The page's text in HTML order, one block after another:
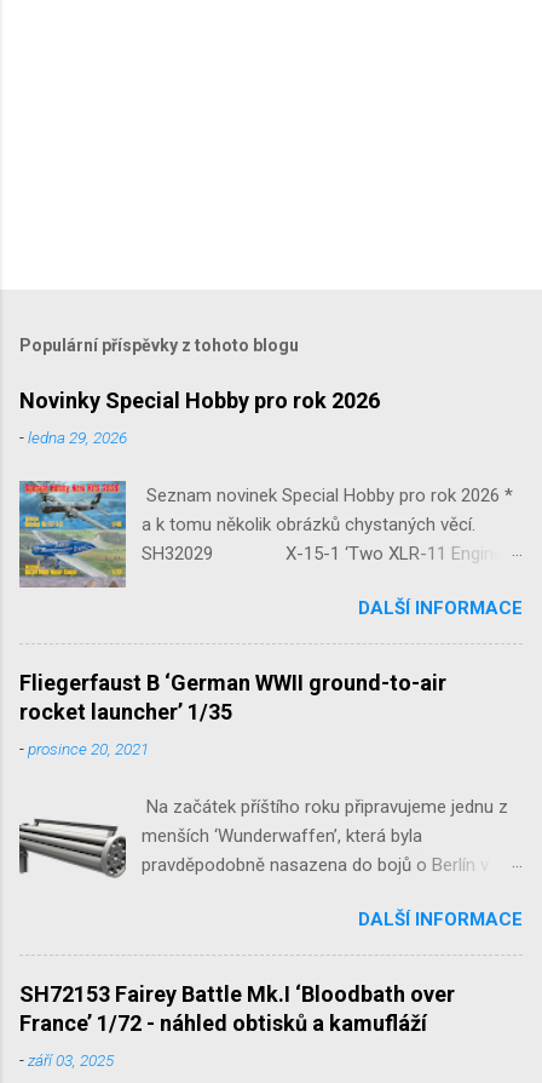
Populární příspěvky z tohoto blogu
Novinky Special Hobby pro rok 2026
-ledna 29, 2026
Seznam novinek Special Hobby pro rok 2026 *
a k tomu několik obrázků chystaných věcí.
SH32029 X-15-1 ‘Two XLR-11 Engines’
‘Guardians of Sion’ 1/32 SH32092
JB-2 Loon ‘US Version of V-1 Missile’
1/32 1/32 SH48052 Seafire
Mk.III 1/48 reissue SH48160
Baltimore Mk.I 1/48 ...
DALŠÍ INFORMACE
Fliegerfaust B ‘German WWII ground-to-air
rocket launcher’ 1/35
-prosince 20, 2021
Na začátek příštího roku připravujeme jednu z
menších ‘Wunderwaffen’, která byla
pravděpodobně nasazena do bojů o Berlín v
raketovou protiletadlovou zbraň. V setu 3148
detailní odlitky této zbraně, v měřítku 1/35,
doplní leptané popruhy nábojových schránek.
DALŠÍ INFORMACE
SH72153 Fairey Battle Mk.I ‘Bloodbath over
France’ 1/72 - náhled obtisků a kamufláží
-září 03, 2025